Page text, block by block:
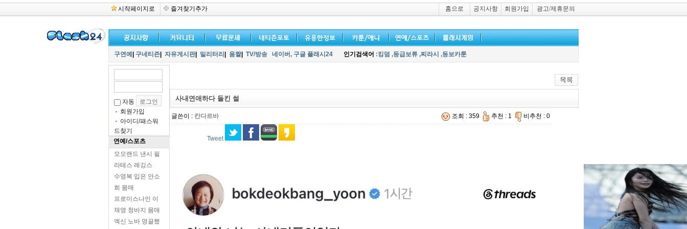
시작페이지로 즐겨찾기추가 홈으로 공지사항 회원가입 광고/제휴문의
구연예 구네티즌 자유게시판| 밀리터리 움짤| TV/방송 네이버, 구글 플래시24 인기검색어 :킹덤 ,등급보류 ,찌라시 ,등보카툰
자동
회원가입
아이디/패스워
드찾기
연예/스포츠
모모랜드 낸시 필
라테스 레깅스
수영복 입은 안소
희 몸매
프로미스나인 이
채영 청바지 몸매
엑신 노바 영끌했
사내연애하다 들킨 썰
글쓴이 : 칸다르바 조회 : 359 추천 : 1 비추천 : 0
Tweet